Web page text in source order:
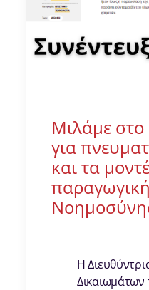
Μιλάμε
για
και τα
Η